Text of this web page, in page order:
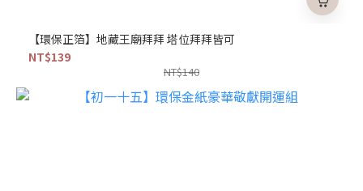
【環保正箔】地藏王廟拜拜 塔位拜拜皆可
NT$139
NT$140